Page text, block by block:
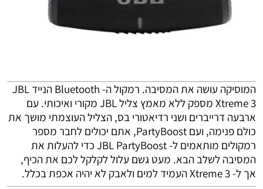
המוסיקה עושה את המסיבה. רמקול ה- Bluetooth הנייד JBL
Xtreme 3 מספק ללא מאמץ צליל JBL מקורי ואיכותי. עם
ארבעה דרייברים ושני רדיאטורי בס, הצליל העוצמתי מושך את
כולם פנימה, ועם PartyBoost, אתם יכולים לחבר מספר
רמקולים מותאמים ל- JBL PartyBoost כדי להעלות את
המסיבה לשלב הבא. מעט גשם עלול לקלקל לכם את הכיף,
אך ל- Xtreme 3 העמיד למים ולאבק לא יהיה אכפת בכלל.